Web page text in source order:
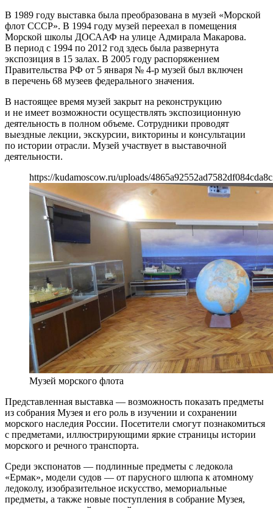
В 1989 году выставка была преобразована в музей «Морской
флот СССР». В 1994 году музей переехал в помещения
Морской школы ДОСААФ на улице Адмирала Макарова.
В период с 1994 по 2012 год здесь была развернута
экспозиция в 15 залах. В 2005 году распоряжением
Правительства РФ от 5 января № 4-р музей был включен
в перечень 68 музеев федерального значения.
В настоящее время музей закрыт на реконструкцию
и не имеет возможности осуществлять экспозиционную
деятельность в полном объеме. Сотрудники проводят
выездные лекции, экскурсии, викторины и консультации
по истории отрасли. Музей участвует в выставочной
деятельности.
https://kudamoscow.ru/uploads/
Музей морского флота
Представленная выставка — возможность показать предметы
из собрания Музея и его роль в изучении и сохранении
морского наследия России. Посетители смогут познакомиться
с предметами, иллюстрирующими яркие страницы истории
морского и речного транспорта.
Среди экспонатов — подлинные предметы с ледокола
«Ермак», модели судов — от парусного шлюпа к атомному
ледоколу, изобразительное искусство, мемориальные
предметы, а также новые поступления в собрание Музея,